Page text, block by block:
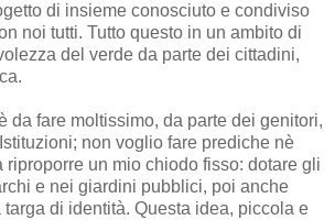
di insieme conosciuto e condiviso
noi tutti. Tutto questo in un ambito di
del verde da parte dei cittadini,
da fare moltissimo, da parte dei genitori,
non voglio fare prediche nè
riproporre un mio chiodo fisso: dotare gli
e nei giardini pubblici, poi anche
di identità. Questa idea, piccola e